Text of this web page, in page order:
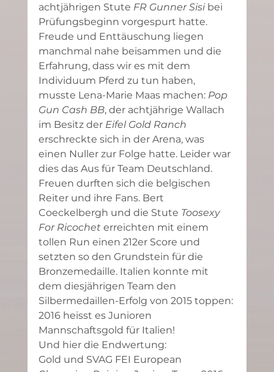
achtjährigen Stute FR Gunner Sisi bei
Prüfungsbeginn vorgespurt hatte.
Freude und Enttäuschung liegen
manchmal nahe beisammen und die
Erfahrung, dass wir es mit dem
Individuum Pferd zu tun haben,
musste Lena-Marie Maas machen: Pop
Gun Cash BB, der achtjährige Wallach
im Besitz der Eifel Gold Ranch
erschreckte sich in der Arena, was
einen Nuller zur Folge hatte. Leider war
dies das Aus für Team Deutschland.
Freuen durften sich die belgischen
Reiter und ihre Fans. Bert
Coeckelbergh und die Stute Toosexy
For Ricochet erreichten mit einem
tollen Run einen 212er Score und
setzten so den Grundstein für die
Bronzemedaille. Italien konnte mit
dem diesjährigen Team den
Silbermedaillen-Erfolg von 2015 toppen:
2016 heisst es Junioren
Mannschaftsgold für Italien!
Und hier die Endwertung:
Gold und SVAG FEI European